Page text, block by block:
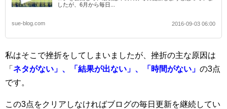
したが、6月から毎日...
sue-blog.com 2016-09-03 06:00
私はそこで挫折をしてしまいましたが、挫折の主な原因は
「 ネタがない」、「結果が出ない」、「時間がない」 の3点
です。
この3点をクリアしなければブログの毎日更新を継続してい